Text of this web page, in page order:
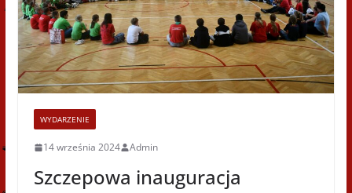
WYDARZENIE
14 września 2024 Admin
Szczepowa inauguracja